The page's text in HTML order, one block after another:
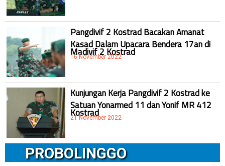
Pangdivif 2 Kostrad Bacakan Amanat
Kasad Dalam Upacara Bendera 17an di
Madivif 2 Kostrad
16 November 2022
Kunjungan Kerja Pangdivif 2 Kostrad ke
Satuan Yonarmed 11 dan Yonif MR 412
Kostrad
21 November 2022
PROBOLINGGO